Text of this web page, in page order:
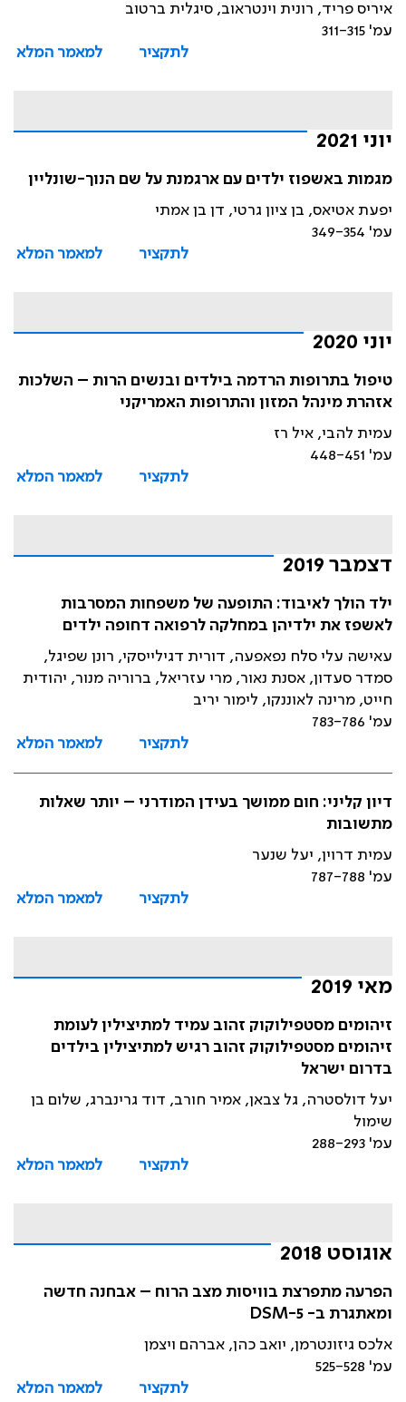
איריס פריד, רונית וינטראוב, סיגלית ברטוב
עמ' 311-315
לתקציר
למאמר המלא
יוני 2021
מגמות באשפוז ילדים עם ארגמנת על שם הנוך-שונליין
יפעת אטיאס, בן ציון גרטי, דן בן אמתי
עמ' 349-354
לתקציר
למאמר המלא
יוני 2020
טיפול בתרופות הרדמה בילדים ובנשים הרות – השלכות
אזהרת מינהל המזון והתרופות האמריקני
עמית להבי, איל רז
עמ' 448-451
לתקציר
למאמר המלא
דצמבר 2019
ילד הולך לאיבוד: התופעה של משפחות המסרבות
לאשפז את ילדיהן במחלקה לרפואה דחופה ילדים
עאישה עלי סלח נפאפעה, דורית דגילייסקי, רונן שפיגל,
סמדר סעדון, אסנת נאור, מרי עזריאל, ברוריה מנור, יהודית
חייט, מרינה לאוננקו, לימור יריב
עמ' 783-786
לתקציר
למאמר המלא
דיון קליני: חום ממושך בעידן המודרני – יותר שאלות
מתשובות
עמית דרוין, יעל שנער
עמ' 787-788
לתקציר
למאמר המלא
מאי 2019
זיהומים מסטפילוקוק זהוב עמיד למתיצילין לעומת
זיהומים מסטפילוקוק זהוב רגיש למתיצילין בילדים
בדרום ישראל
יעל דולסטרה, גל צבאן, אמיר חורב, דוד גרינברג, שלום בן
שימול
עמ' 288-293
לתקציר
למאמר המלא
אוגוסט 2018
הפרעה מתפרצת בוויסות מצב הרוח – אבחנה חדשה
ומאתגרת ב- DSM-5
אלכס גיזונטרמן, יואב כהן, אברהם ויצמן
עמ' 525-528
לתקציר
למאמר המלא